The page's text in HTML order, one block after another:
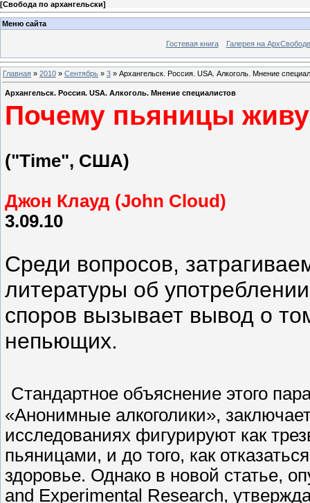
[Свобода по архангельски]
Меню сайта
Гостевая книга Галерея на АрхСвободе
Главная » 2010 » Сентябрь » 3 » Архангельск. Россия. USA. Алкоголь. Мнение
Архангельск. Россия. USA. Алкоголь. Мнение специалистов
Почему пьяницы
("Time", США)
Джон Клауд (John Cloud)
3.09.10
Среди вопросов,
литературы об
споров вызывает вывод о
непьющих.
Стандартное объяснение этого
«Анонимные алкоголики»,
исследованиях фигурируют как
пьяницами, и до того, как
здоровье. Однако в новой статье,
and Experimental Research,